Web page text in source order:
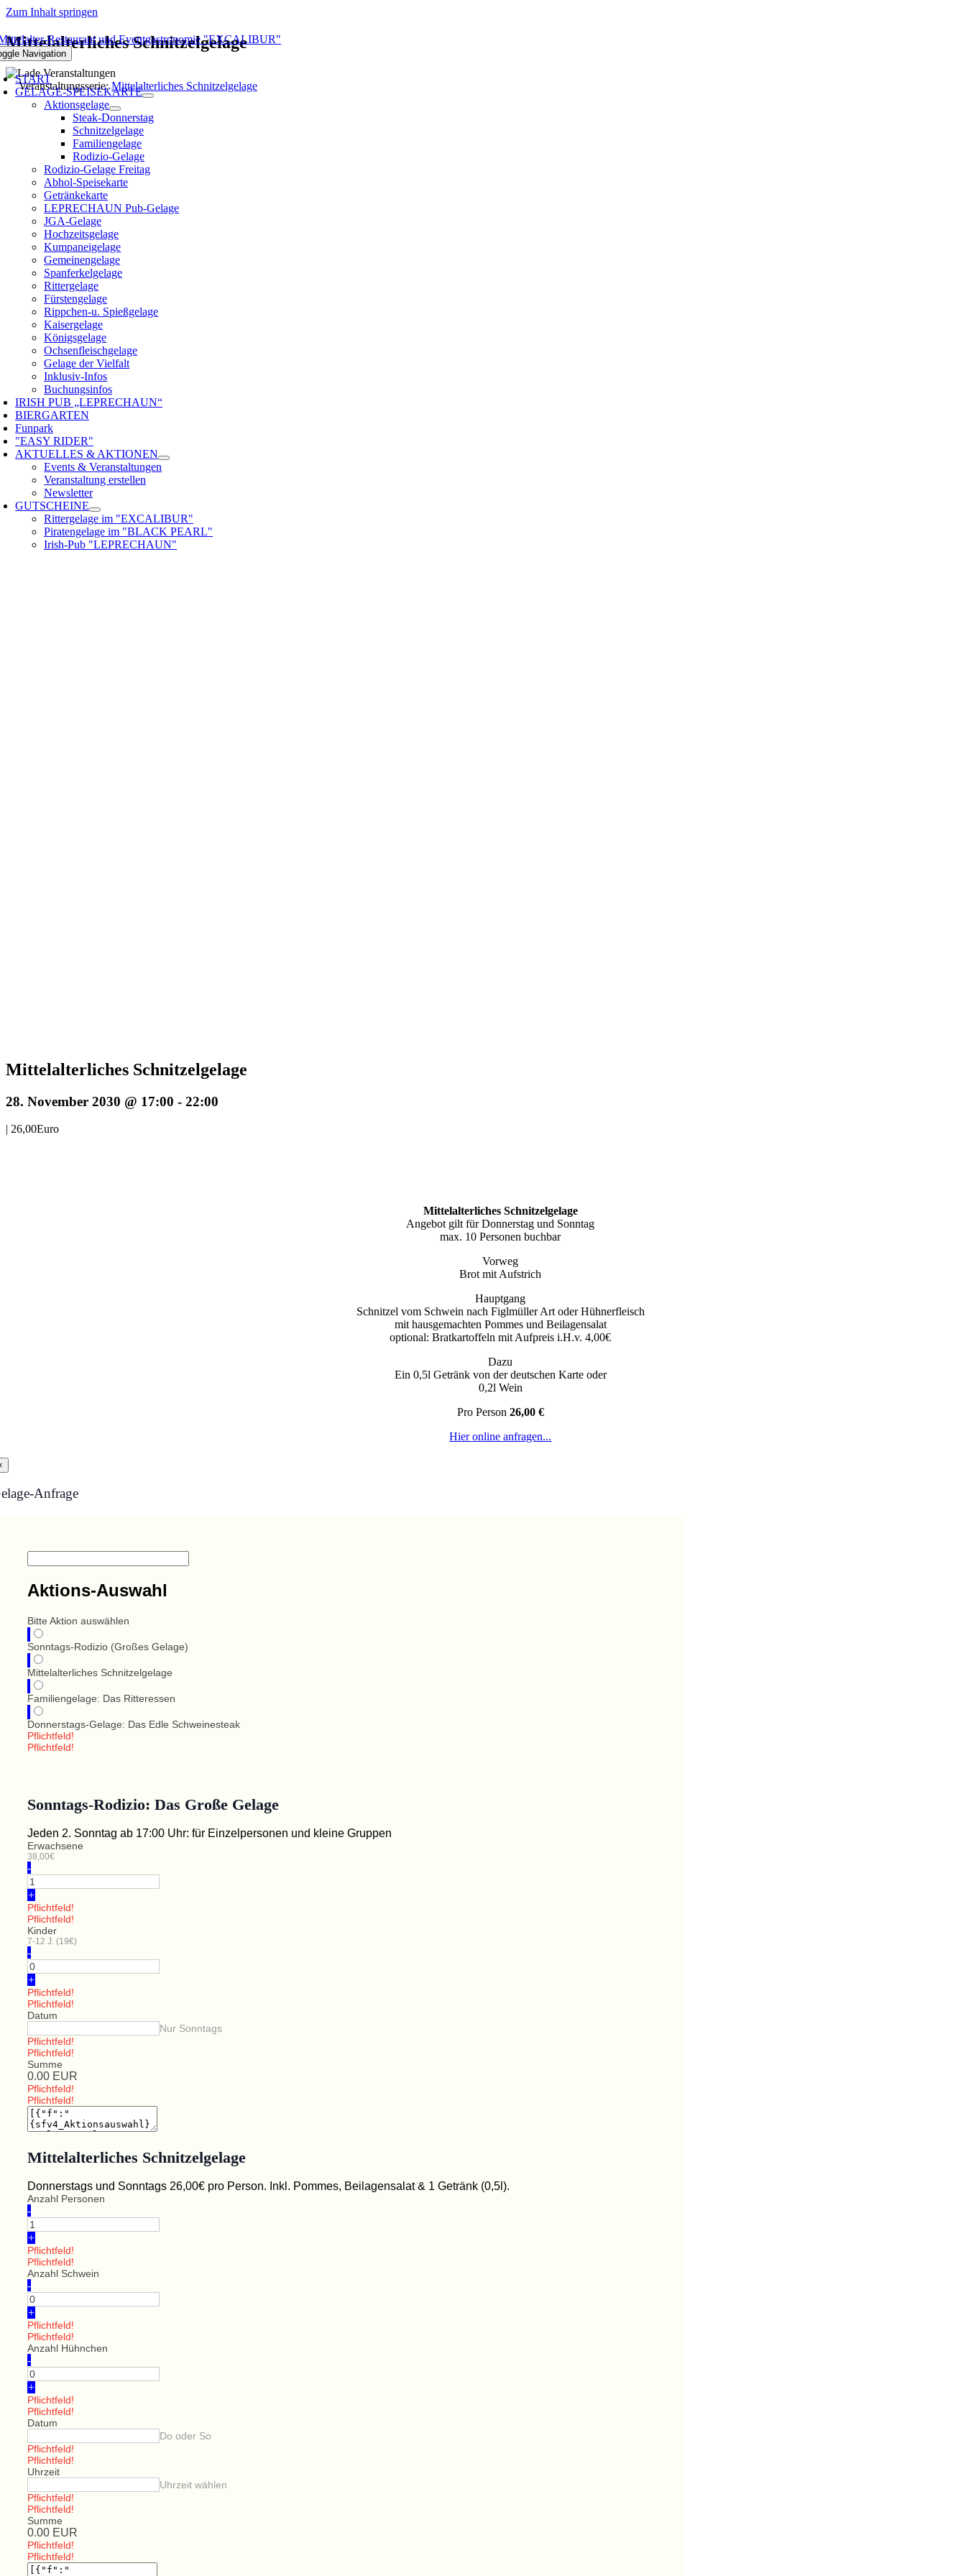
Zum Inhalt springen
Navigation
START
GELAGE-SPEISEKARTE
Aktionsgelage
Steak-Donnerstag
Schnitzelgelage
Familiengelage
Rodizio-Gelage
Rodizio-Gelage Freitag
Abhol-Speisekarte
Getränkekarte
LEPRECHAUN Pub-Gelage
JGA-Gelage
Hochzeitsgelage
Kumpaneigelage
Gemeinengelage
Spanferkelgelage
Rittergelage
Fürstengelage
Rippchen-u. Spießgelage
Kaisergelage
Königsgelage
Ochsenfleischgelage
Gelage der Vielfalt
Inklusiv-Infos
Buchungsinfos
IRISH PUB „LEPRECHAUN“
BIERGARTEN
Funpark
"EASY RIDER"
AKTUELLES & AKTIONEN
Events & Veranstaltungen
Veranstaltung erstellen
Newsletter
GUTSCHEINE
Rittergelage im "EXCALIBUR"
Piratengelage im "BLACK PEARL"
Irish-Pub "LEPRECHAUN"
Mittelalterliches Schnitzelgelage
Veranstaltungsserie:Mittelalterliches Schnitzelgelage
Mittelalterliches Schnitzelgelage
28. November 2030 @ 17:00 - 22:00
| 26,00Euro
Mittelalterliches Schnitzelgelage
Angebot gilt für Donnerstag und Sonntag
max. 10 Personen buchbar
Vorweg
Brot mit Aufstrich
Hauptgang
Schnitzel vom Schwein nach Figlmüller Art oder Hühnerfleisch
mit hausgemachten Pommes und Beilagensalat
optional: Bratkartoffeln mit Aufpreis i.H.v. 4,00€
Dazu
Ein 0,5l Getränk von der deutschen Karte oder
0,2l Wein
Pro Person 26,00 €
Hier online anfragen...
Anfrage
Aktions-Auswahl
Bitte Aktion auswählen
Sonntags-Rodizio (Großes Gelage)
Mittelalterliches Schnitzelgelage
Familiengelage: Das Ritteressen
Donnerstags-Gelage: Das Edle Schweinesteak
Pflichtfeld!
Pflichtfeld!
Sonntags-Rodizio: Das Große Gelage
Jeden 2. Sonntag ab 17:00 Uhr: für Einzelpersonen und kleine Gruppen
Erwachsene
38,00€
-
+
Pflichtfeld!
Pflichtfeld!
Kinder
7-12 J. (19€)
-
+
Pflichtfeld!
Pflichtfeld!
Datum
Nur Sonntags
Pflichtfeld!
Pflichtfeld!
Summe
0.00 EUR
Pflichtfeld!
Pflichtfeld!
Mittelalterliches Schnitzelgelage
Donnerstags und Sonntags 26,00€ pro Person. Inkl. Pommes, Beilagensalat & 1 Getränk (0,5l).
Anzahl Personen
-
+
Pflichtfeld!
Pflichtfeld!
Anzahl Schwein
-
+
Pflichtfeld!
Pflichtfeld!
Anzahl Hühnchen
-
+
Pflichtfeld!
Pflichtfeld!
Datum
Do oder So
Pflichtfeld!
Pflichtfeld!
Uhrzeit
Uhrzeit wählen
Pflichtfeld!
Pflichtfeld!
Summe
0.00 EUR
Pflichtfeld!
Pflichtfeld!